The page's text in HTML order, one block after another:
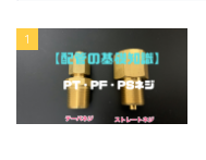
1